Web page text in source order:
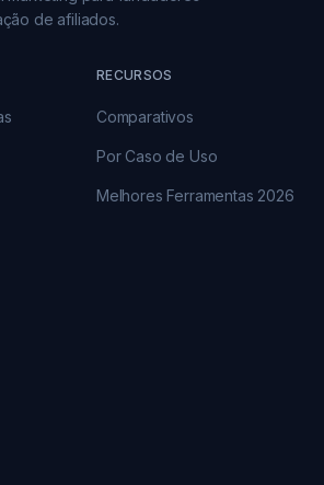
de afiliados.
RECURSOS
Comparativos
Por Caso de Uso
Melhores Ferramentas 2026